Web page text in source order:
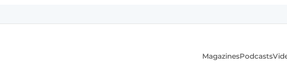
MagazinesPodcasts